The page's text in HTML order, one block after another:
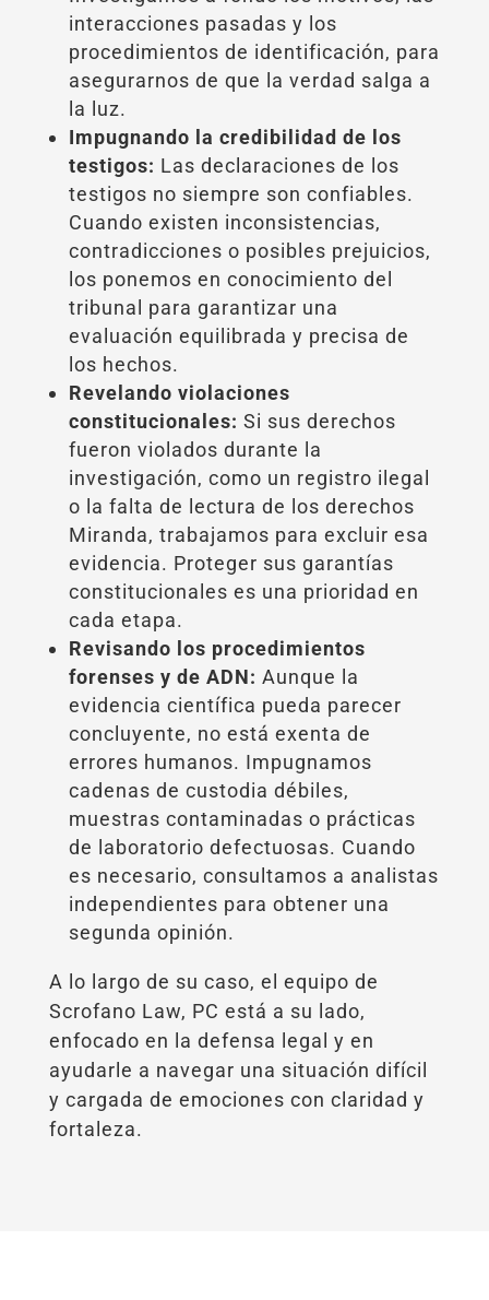
interacciones pasadas y los
procedimientos de identificación, para
asegurarnos de que la verdad salga a
la luz.
Impugnando la credibilidad de los
testigos: Las declaraciones de los
testigos no siempre son confiables.
Cuando existen inconsistencias,
contradicciones o posibles prejuicios,
los ponemos en conocimiento del
tribunal para garantizar una
evaluación equilibrada y precisa de
los hechos.
Revelando violaciones
constitucionales: Si sus derechos
fueron violados durante la
investigación, como un registro ilegal
o la falta de lectura de los derechos
Miranda, trabajamos para excluir esa
evidencia. Proteger sus garantías
constitucionales es una prioridad en
cada etapa.
Revisando los procedimientos
forenses y de ADN: Aunque la
evidencia científica pueda parecer
concluyente, no está exenta de
errores humanos. Impugnamos
cadenas de custodia débiles,
muestras contaminadas o prácticas
de laboratorio defectuosas. Cuando
es necesario, consultamos a analistas
independientes para obtener una
segunda opinión.
A lo largo de su caso, el equipo de
Scrofano Law, PC está a su lado,
enfocado en la defensa legal y en
ayudarle a navegar una situación difícil
y cargada de emociones con claridad y
fortaleza.